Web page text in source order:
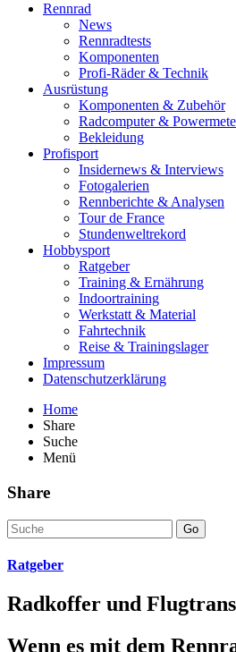
Rennrad
News
Rennradtests
Komponenten
Profi-Räder & Technik
Ausrüstung
Komponenten & Zubehör
Radcomputer &
Bekleidung
Profisport
Insidernews & Interviews
Fotogalerien
Rennberichte & Analysen
Tour de France
Stundenweltrekord
Hobbysport
Ratgeber
Training & Ernährung
Indoortraining
Werkstatt & Material
Fahrtechnik
Reise & Trainingslager
Impressum
Datenschutzerklärung
Home
Share
Suche
Menü
Share
Go
Ratgeber
Radkoffer und
Wenn es mit dem